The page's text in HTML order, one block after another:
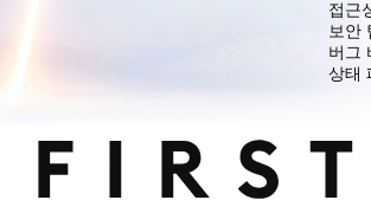
접근
보안
버그
상태